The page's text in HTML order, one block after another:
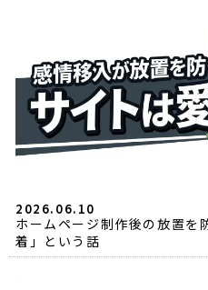
2026.06.10
ホームページ制作後の放置を
着」という話